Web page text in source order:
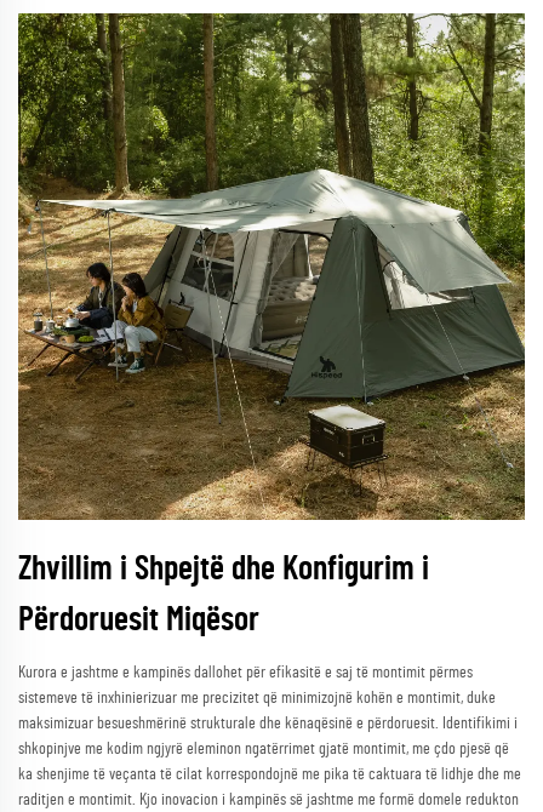
Zhvillim i Shpejtë dhe Konfigurim i
Përdoruesit Miqësor
Kurora e jashtme e kampinës dallohet për efikasitë e saj të montimit përmes
sistemeve të inxhinierizuar me precizitet që minimizojnë kohën e montimit, duke
maksimizuar besueshmërinë strukturale dhe kënaqësinë e përdoruesit. Identifikimi i
shkopinjve me kodim ngjyrë eleminon ngatërrimet gjatë montimit, me çdo pjesë që
ka shenjime të veçanta të cilat korrespondojnë me pika të caktuara të lidhje dhe me
raditjen e montimit. Kjo inovacion i kampinës së jashtme me formë domele redukton